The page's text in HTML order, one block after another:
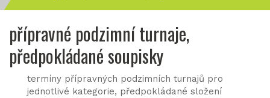
přípravné podzimní turnaje,
předpokládané soupisky
termíny přípravných podzimních turnajů pro
jednotlivé kategorie, předpokládané složení